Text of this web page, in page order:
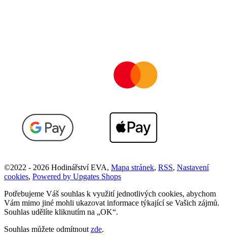
©2022 - 2026 Hodinářství EVA, Mapa stránek, RSS, Nastavení
cookies, Powered by Upgates Shops
Potřebujeme Váš souhlas k využití jednotlivých cookies, abychom
Vám mimo jiné mohli ukazovat informace týkající se Vašich zájmů.
Souhlas udělíte kliknutím na „OK“.
Souhlas můžete odmítnout zde.